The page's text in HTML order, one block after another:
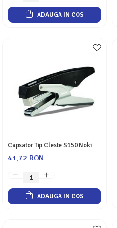
ADAUGA IN COS
Capsator Tip Cleste S150 Noki
41,72 RON
ADAUGA IN COS